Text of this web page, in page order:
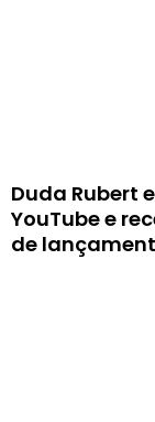
Duda Rubert
YouTube e
de